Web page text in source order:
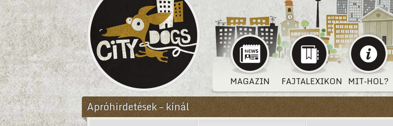
MAGAZIN FAJTALEXIKON MIT-HOL?
Apróhirdetések – kínál